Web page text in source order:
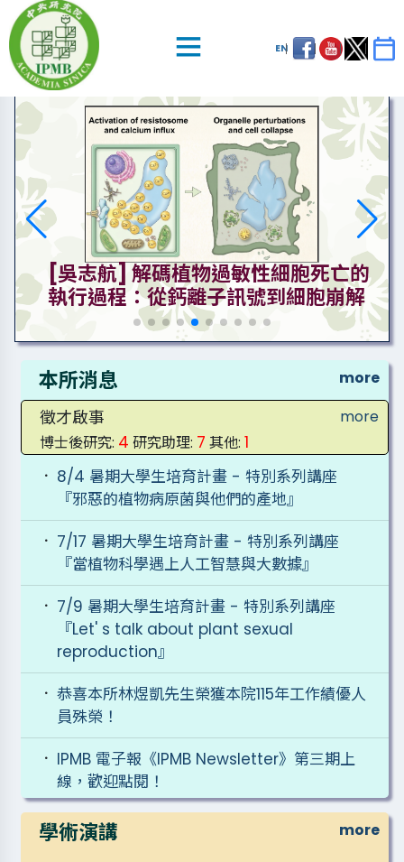
EN
[吳志航] 解碼植物過敏性細胞死亡的
執行過程：從鈣離子訊號到細胞崩解
本所消息 more
徵才啟事
more
博士後研究: 4 研究助理: 7 其他:1
8/4 暑期大學生培育計畫 - 特別系列講座
『邪惡的植物病原菌與他們的產地』
7/17 暑期大學生培育計畫 - 特別系列講座
『當植物科學遇上人工智慧與大數據』
7/9 暑期大學生培育計畫 - 特別系列講座
『Let' s talk about plant sexual
reproduction』
恭喜本所林煜凱先生榮獲本院115年工作績優人
員殊榮！
IPMB 電子報《IPMB Newsletter》第三期上
線，歡迎點閱！
2026年中研院植微所「暑期大學生培育計
畫」錄取名單
學術演講 more